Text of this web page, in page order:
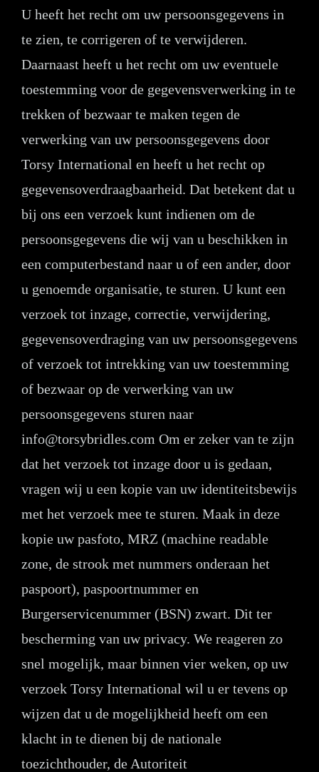
U heeft het recht om uw persoonsgegevens in
te zien, te corrigeren of te verwijderen.
Daarnaast heeft u het recht om uw eventuele
toestemming voor de gegevensverwerking in te
trekken of bezwaar te maken tegen de
verwerking van uw persoonsgegevens door
Torsy International en heeft u het recht op
gegevensoverdraagbaarheid. Dat betekent dat u
bij ons een verzoek kunt indienen om de
persoonsgegevens die wij van u beschikken in
een computerbestand naar u of een ander, door
u genoemde organisatie, te sturen. U kunt een
verzoek tot inzage, correctie, verwijdering,
gegevensoverdraging van uw persoonsgegevens
of verzoek tot intrekking van uw toestemming
of bezwaar op de verwerking van uw
persoonsgegevens sturen naar
info@torsybridles.com Om er zeker van te zijn
dat het verzoek tot inzage door u is gedaan,
vragen wij u een kopie van uw identiteitsbewijs
met het verzoek mee te sturen. Maak in deze
kopie uw pasfoto, MRZ (machine readable
zone, de strook met nummers onderaan het
paspoort), paspoortnummer en
Burgerservicenummer (BSN) zwart. Dit ter
bescherming van uw privacy. We reageren zo
snel mogelijk, maar binnen vier weken, op uw
verzoek Torsy International wil u er tevens op
wijzen dat u de mogelijkheid heeft om een
klacht in te dienen bij de nationale
toezichthouder, de Autoriteit